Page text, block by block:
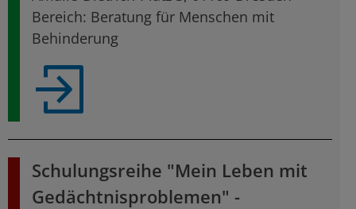
Bereich: Beratung für Menschen mit
Behinderung
Schulungsreihe "Mein Leben mit
Gedächtnisproblemen" -